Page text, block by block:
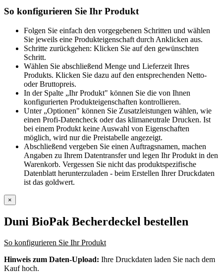
So konfigurieren Sie Ihr Produkt
Folgen Sie einfach den vorgegebenen Schritten und wählen
Sie jeweils eine Produkteigenschaft durch Anklicken aus.
Schritte zurückgehen: Klicken Sie auf den gewünschten
Schritt.
Wählen Sie abschließend Menge und Lieferzeit Ihres
Produkts. Klicken Sie dazu auf den entsprechenden Netto-
oder Bruttopreis.
In der Spalte „Ihr Produkt" können Sie die von Ihnen
konfigurierten Produkteigenschaften kontrollieren.
Unter „Optionen" können Sie Zusatzleistungen wählen, wie
einen Profi-Datencheck oder das klimaneutrale Drucken. Ist
bei einem Produkt keine Auswahl von Eigenschaften
möglich, wird nur die Preistabelle angezeigt.
Abschließend vergeben Sie einen Auftragsnamen, machen
Angaben zu Ihrem Datentransfer und legen Ihr Produkt in den
Warenkorb. Vergessen Sie nicht das produktspezifische
Datenblatt herunterzuladen - beim Erstellen Ihrer Druckdaten
ist das goldwert.
×
Duni BioPak Becherdeckel bestellen
So konfigurieren Sie Ihr Produkt
Hinweis zum Daten-Upload: Ihre Druckdaten laden Sie nach dem
Kauf hoch.